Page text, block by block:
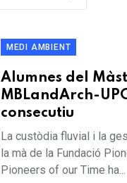
MEDI AMBIENT
Alumnes del
MBLandArch-
consecutiu
La custòdia fluvial i la
la mà de la Fundació
Pioneers of our Time ha...